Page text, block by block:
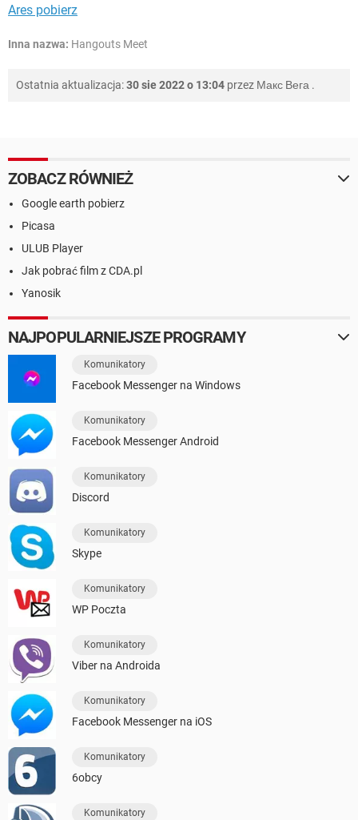
Ares pobierz
Inna nazwa: Hangouts Meet
Ostatnia aktualizacja:30 sie 2022 o 13:04 przez Макс Вега .
ZOBACZ RÓWNIEŻ
Google earth pobierz
Picasa
ULUB Player
Jak pobrać film z CDA.pl
Yanosik
NAJPOPULARNIEJSZE PROGRAMY
Komunikatory
Facebook Messenger na Windows
Komunikatory
Facebook Messenger Android
Komunikatory
Discord
Komunikatory
Skype
Komunikatory
WP Poczta
Komunikatory
Viber na Androida
Komunikatory
Facebook Messenger na iOS
Komunikatory
6obcy
Komunikatory